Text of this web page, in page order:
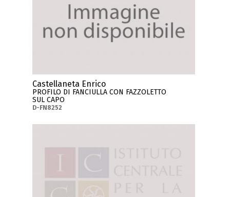
Castellaneta Enrico
PROFILO DI FANCIULLA CON FAZZOLETTO
SUL CAPO
D-FN8252